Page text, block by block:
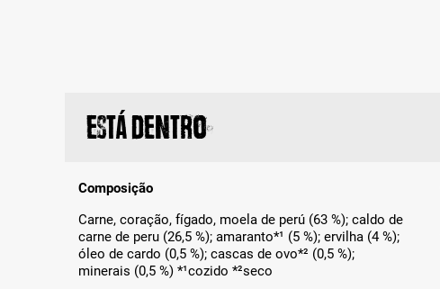
Está dentro
Composição
Carne, coração, fígado, moela de perú (63 %); caldo de
carne de peru (26,5 %); amaranto*¹ (5 %); ervilha (4 %);
óleo de cardo (0,5 %); cascas de ovo*² (0,5 %);
minerais (0,5 %) *¹cozido *²seco